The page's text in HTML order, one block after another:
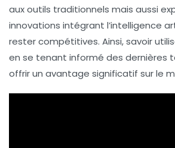
aux outils traditionnels mais aussi
innovations intégrant l’intelligence
rester compétitives. Ainsi, savoir
en se tenant informé des dernières
offrir un avantage significatif sur le